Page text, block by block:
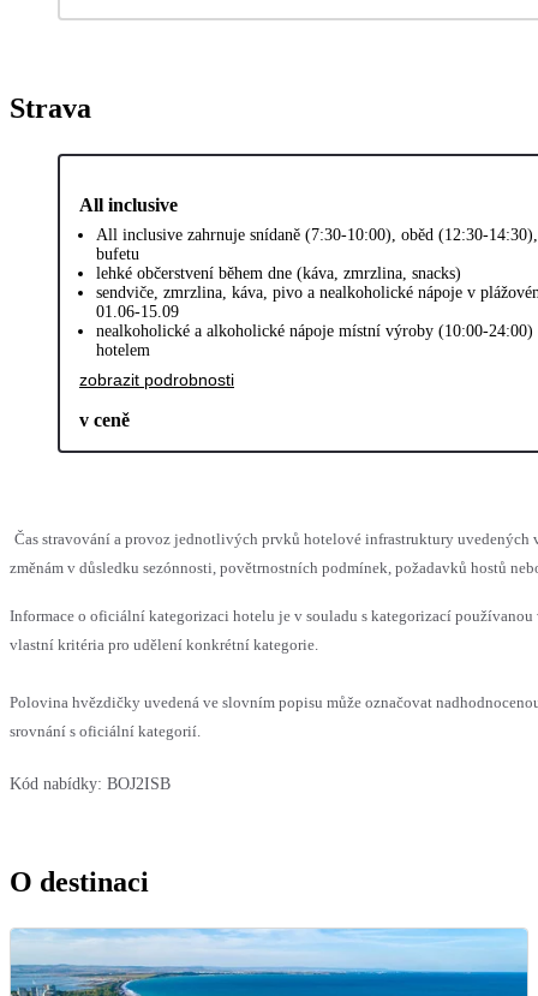
Strava
All inclusive
All inclusive zahrnuje snídaně (7:30-10:00), oběd (12:30-
bufetu
lehké občerstvení během dne (káva, zmrzlina, snacks)
sendviče, zmrzlina, káva, pivo a nealkoholické nápoje v
01.06-15.09
nealkoholické a alkoholické nápoje místní výroby (10:00-24:00)
hotelem
zobrazit podrobnosti
v ceně
Čas stravování a provoz jednotlivých prvků hotelové infrastruktury uvedených
změnám v důsledku sezónnosti, povětrnostních podmínek, požadavků hostů
Informace o oficiální kategorizaci hotelu je v souladu s kategorizací používanou
vlastní kritéria pro udělení konkrétní kategorie.
Polovina hvězdičky uvedená ve slovním popisu může označovat
srovnání s oficiální kategorií.
Kód nabídky: BOJ2ISB
O destinaci